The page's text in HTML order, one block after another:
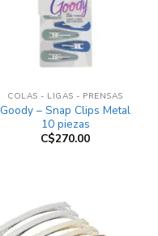
COLAS - LIGAS - PRENSAS
Goody – Snap Clips Metal
10 piezas
C$270.00